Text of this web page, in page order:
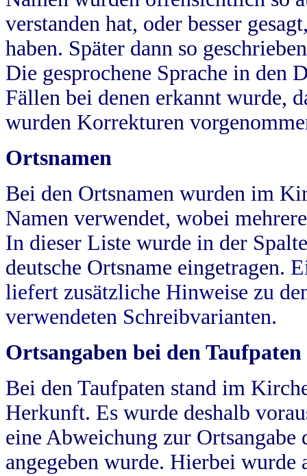
verstanden hat, oder besser
haben. Später dann so
Die gesprochene Sprache in
Fällen bei denen erkannt wurde,
wurden Korrekturen
Ortsnamen
Bei den Ortsnamen wurden im
Namen verwendet, wobei
In dieser Liste wurde in der
deutsche Ortsname eingetragen.
liefert zusätzliche Hinweise zu
verwendeten Schreibvarianten.
Ortsangaben bei den Taufpaten
Bei den Taufpaten stand im
Herkunft. Es wurde deshalb
eine Abweichung zur
angegeben wurde. Hierbei wurde